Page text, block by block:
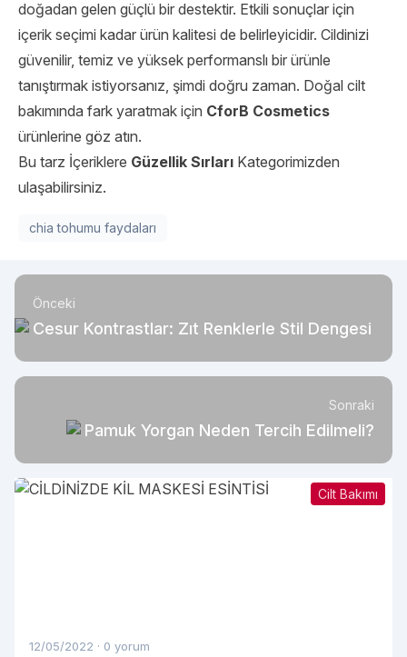
doğadan gelen güçlü bir destektir. Etkili sonuçlar için
içerik seçimi kadar ürün kalitesi de belirleyicidir. Cildinizi
güvenilir, temiz ve yüksek performanslı bir ürünle
tanıştırmak istiyorsanız, şimdi doğru zaman. Doğal cilt
bakımında fark yaratmak için CforB Cosmetics
ürünlerine göz atın.
Bu tarz İçeriklere Güzellik Sırları Kategorimizden
ulaşabilirsiniz.
chia tohumu faydaları
Önceki
Cesur Kontrastlar: Zıt Renklerle Stil Dengesi
Sonraki
Pamuk Yorgan Neden Tercih Edilmeli?
Cilt Bakımı
12/05/2022 · 0 yorum